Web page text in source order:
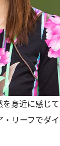
身近に感じ
リーフでダ